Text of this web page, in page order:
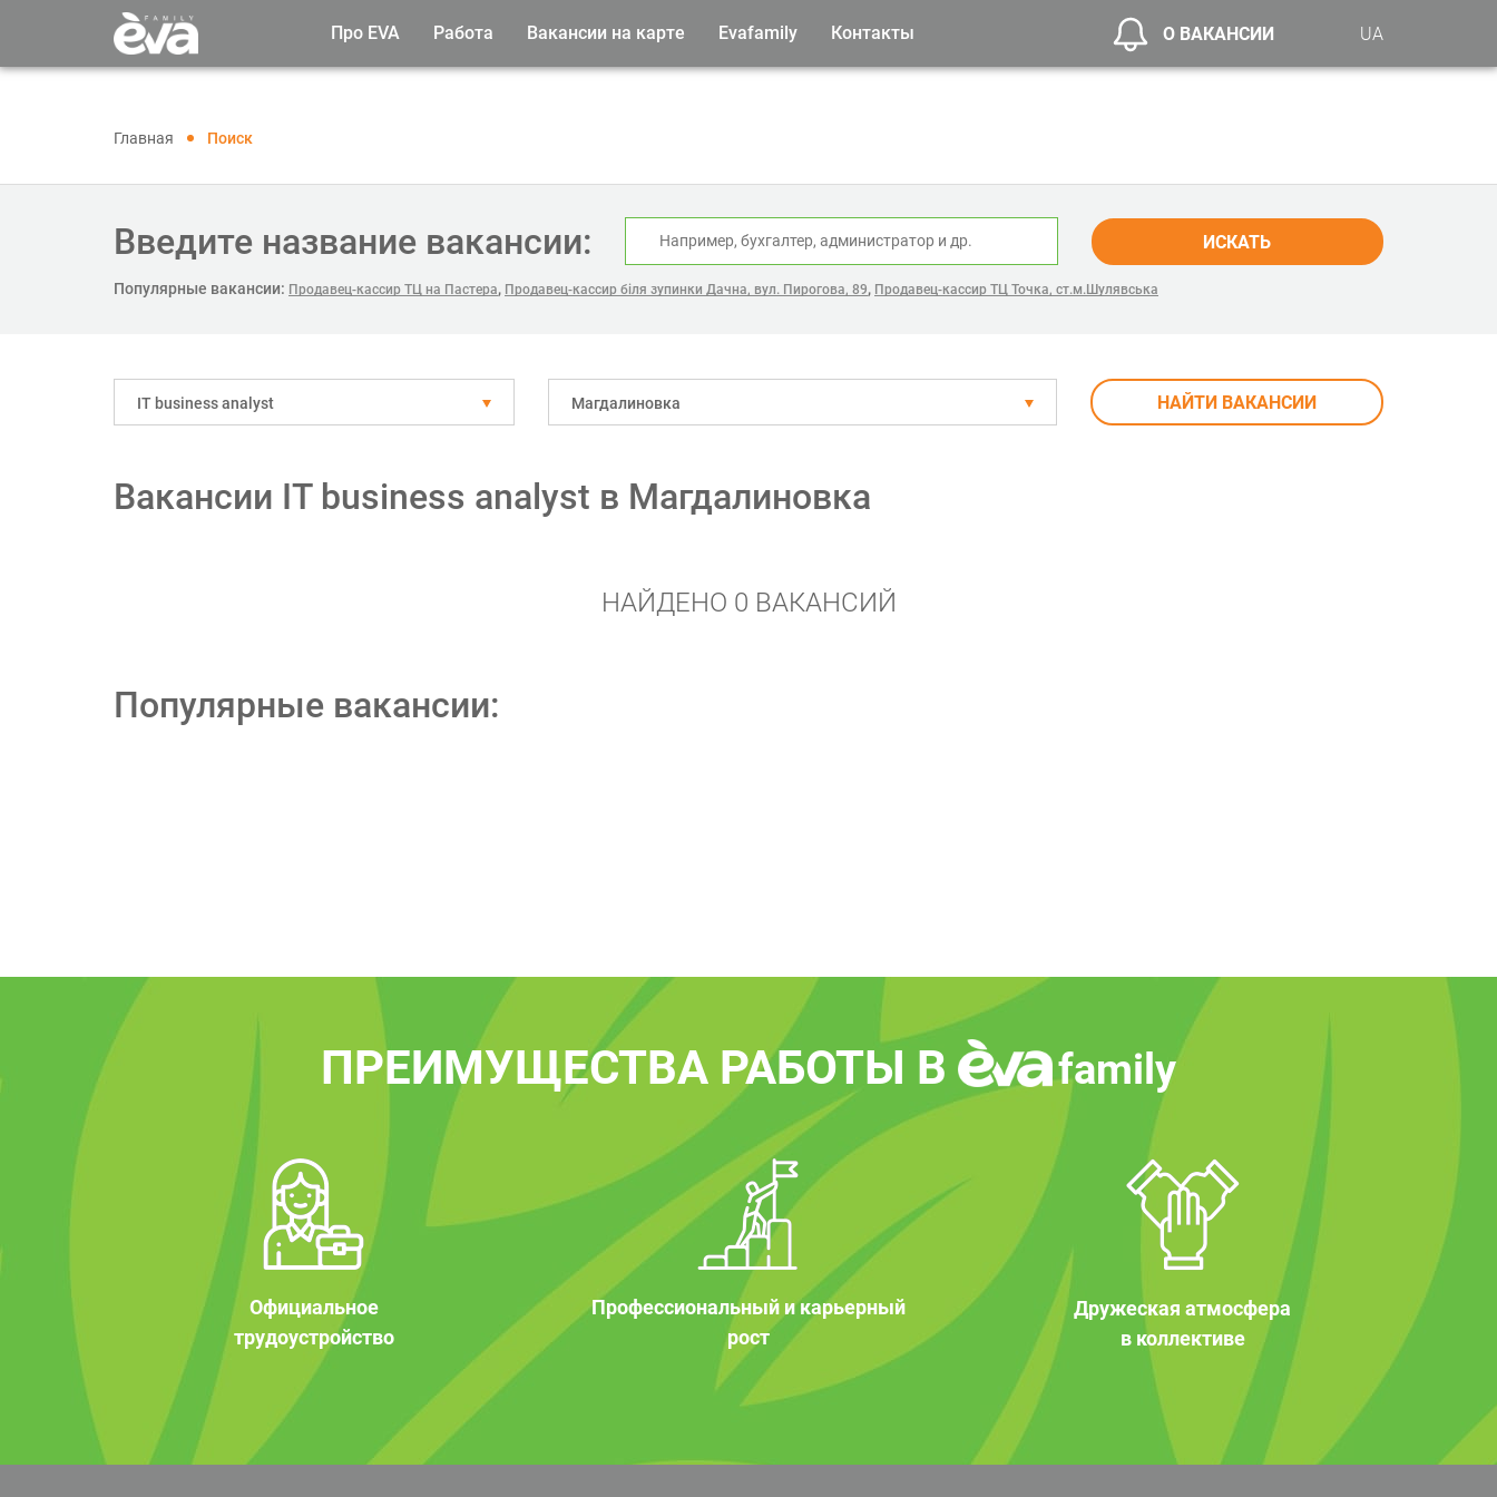
Про EVA Работа Вакансии на карте Evafamily Контакты О ВАКАНСИИ UA
Главная Поиск
Введите название вакансии: ИСКАТЬ
Популярные вакансии: Продавец-кассир ТЦ на Пастера, Продавец-кассир біля зупинки Дачна, вул. Пирогова, 89, Продавец-кассир ТЦ Точка, ст.м.Шулявська
IT business analyst Магдалиновка НАЙТИ ВАКАНСИИ
Вакансии IT business analyst в Магдалиновка
НАЙДЕНО 0 ВАКАНСИЙ
Популярные вакансии:
ПРЕИМУЩЕСТВА РАБОТЫ В family
Официальное
трудоустройство
Профессиональный и карьерный
рост
Дружеская атмосфера
в коллективе